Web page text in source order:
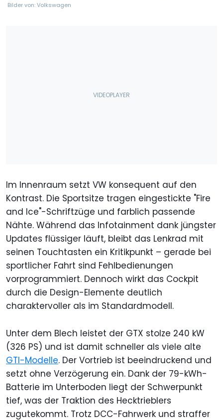
Bilder von: Volkswagen
Im Innenraum setzt VW konsequent auf den
Kontrast. Die Sportsitze tragen eingestickte "Fire
and Ice"-Schriftzüge und farblich passende
Nähte. Während das Infotainment dank jüngster
Updates flüssiger läuft, bleibt das Lenkrad mit
seinen Touchtasten ein Kritikpunkt – gerade bei
sportlicher Fahrt sind Fehlbedienungen
vorprogrammiert. Dennoch wirkt das Cockpit
durch die Design-Elemente deutlich
charaktervoller als im Standardmodell.
Unter dem Blech leistet der GTX stolze 240 kW
(326 PS) und ist damit schneller als viele alte
GTI-Modelle. Der Vortrieb ist beeindruckend und
setzt ohne Verzögerung ein. Dank der 79-kWh-
Batterie im Unterboden liegt der Schwerpunkt
tief, was der Traktion des Hecktrieblers
zugutekommt. Trotz DCC-Fahrwerk und straffer